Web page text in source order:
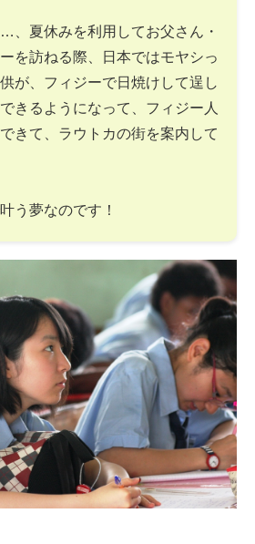
、夏休みを利用してお父さん・
を訪ねる際、日本ではモヤシっ
が、フィジーで日焼けして逞し
きるようになって、フィジー人
きて、ラウトカの街を案内して
う夢なのです！